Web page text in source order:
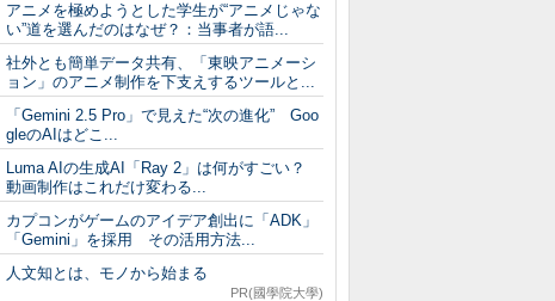
アニメを極めようとした学生が“アニメじゃな
い”道を選んだのはなぜ？：当事者が語...
社外とも簡単データ共有、「東映アニメーシ
ョン」のアニメ制作を下支えするツールと...
「Gemini 2.5 Pro」で見えた“次の進化” Goo
gleのAIはどこ...
Luma AIの生成AI「Ray 2」は何がすごい？
動画制作はこれだけ変わる...
カプコンがゲームのアイデア創出に「ADK」
「Gemini」を採用 その活用方法...
人文知とは、モノから始まる
PR(國學院大學)